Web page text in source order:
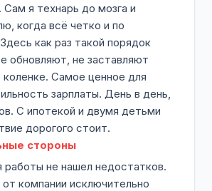
Сам я технарь до мозга и
когда всё четко и по
как раз такой порядок
обновляют, не заставляют
коленке. Самое ценное для
зарплаты. День в день,
С ипотекой и двумя детьми
дорогого стоит.
стороны
работы не нашел недостатков.
от компании исключительно